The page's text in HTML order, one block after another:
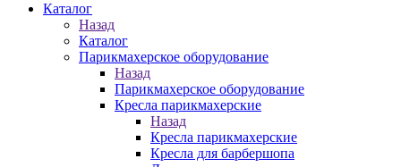
Каталог
Назад
Каталог
Парикмахерское оборудование
Назад
Парикмахерское оборудование
Кресла парикмахерские
Назад
Кресла парикмахерские
Кресла для барбершопа